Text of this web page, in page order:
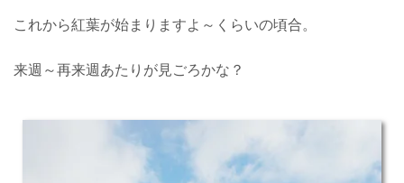
これから紅葉が始まりますよ～くらいの頃合。
来週～再来週あたりが見ごろかな？